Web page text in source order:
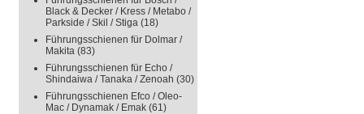
Black & Decker / Kress / Metabo /
Parkside / Skil / Stiga (18)
Führungsschienen für Dolmar /
Makita (83)
Führungsschienen für Echo /
Shindaiwa / Tanaka / Zenoah (30)
Führungsschienen Efco / Oleo-
Mac / Dynamak / Emak (61)